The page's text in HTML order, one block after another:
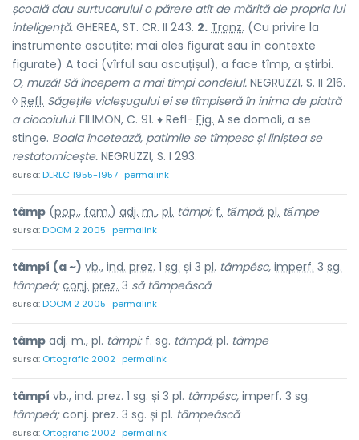
școală dau surtucarului o părere atît de mărită de propria lui
inteligență. GHEREA, ST. CR. II 243. 2. Tranz. (Cu privire la
instrumente ascuțite; mai ales figurat sau în contexte
figurate) A toci (vîrful sau ascuțișul), a face tîmp, a știrbi.
O, muză! Să începem a mai tîmpi condeiul. NEGRUZZI, S. II 216.
◊ Refl. Săgețile vicleșugului ei se tîmpiseră în inima de piatră
a ciocoiului. FILIMON, C. 91. ♦ Refl- Fig. A se domoli, a se
stinge. Boala încetează, patimile se tîmpesc și liniștea se
restatornicește. NEGRUZZI, S. I 293.
sursa:DLRLC 1955-1957 permalink
tâmp (pop., fam.) adj. m., pl. tâmpi; f. tấmpă, pl. tấmpe
sursa:DOOM 2 2005 permalink
tâmpí (a ~) vb., ind. prez. 1 sg. și 3 pl. tâmpésc, imperf. 3 sg.
tâmpeá; conj. prez. 3 să tâmpeáscă
sursa:DOOM 2 2005 permalink
tâmp adj. m., pl. tâmpi;f. sg. tâmpă, pl. tâmpe
sursa: Ortografic 2002 permalink
tâmpí vb., ind. prez. 1 sg. și 3 pl. tâmpésc, imperf. 3 sg.
tâmpeá;conj. prez. 3 sg. și pl. tâmpeáscă
sursa: Ortografic 2002 permalink